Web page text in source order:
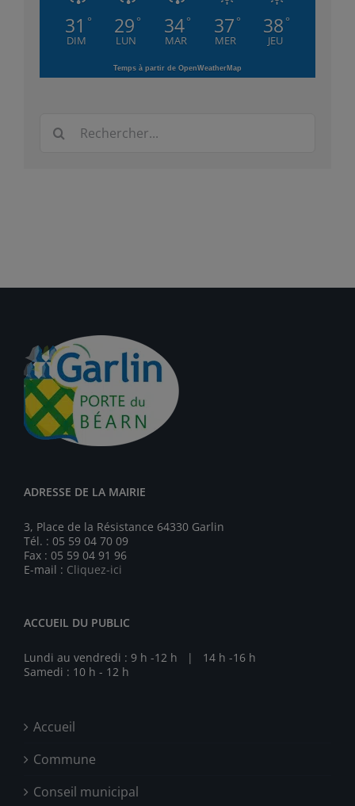
31 °
DIM
29 °
LUN
34°
MAR
37 °
MER
38 °
JEU
Temps à partir de OpenWeatherMap
ADRESSE DE LA MAIRIE
3, Place de la Résistance 64330 Garlin
Tél. : 05 59 04 70 09
Fax : 05 59 04 91 96
E-mail : Cliquez-ici
ACCUEIL DU PUBLIC
Lundi au vendredi : 9 h -12 h | 14 h -16 h
Samedi : 10 h - 12 h
Accueil
Commune
Conseil municipal